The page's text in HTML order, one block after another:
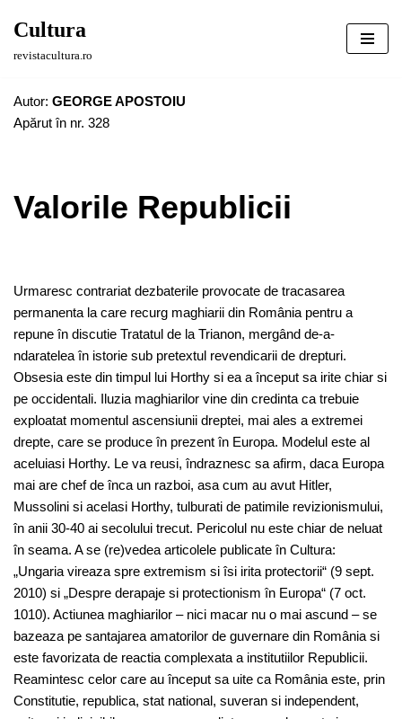
Sari
Cultura
revistacultura.ro
Autor: GEORGE APOSTOIU
Apărut în nr. 328
Valorile Republicii
Urmaresc contrariat dezbaterile provocate de tracasarea
permanenta la care recurg maghiarii din România pentru a
repune în discutie Tratatul de la Trianon, mergând de-a-
ndaratelea în istorie sub pretextul revendicarii de drepturi.
Obsesia este din timpul lui Horthy si ea a început sa irite chiar si
pe occidentali. Iluzia maghiarilor vine din credinta ca trebuie
exploatat momentul ascensiunii dreptei, mai ales a extremei
drepte, care se produce în prezent în Europa. Modelul este al
aceluiasi Horthy. Le va reusi, îndraznesc sa afirm, daca Europa
mai are chef de înca un razboi, asa cum au avut Hitler,
Mussolini si acelasi Horthy, tulburati de patimile revizionismului,
în anii 30-40 ai secolului trecut. Pericolul nu este chiar de neluat
în seama. A se (re)vedea articolele publicate în Cultura:
„Ungaria vireaza spre extremism si îsi irita protectorii“ (9 sept.
2010) si „Despre derapaje si protectionism în Europa“ (7 oct.
1010). Actiunea maghiarilor – nici macar nu o mai ascund – se
bazeaza pe santajarea amatorilor de guvernare din România si
este favorizata de reactia complexata a institutiilor Republicii.
Reamintesc celor care au început sa uite ca România este, prin
Constitutie, republica, stat national, suveran si independent,